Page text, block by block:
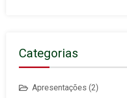
Categorias
Apresentações (2)